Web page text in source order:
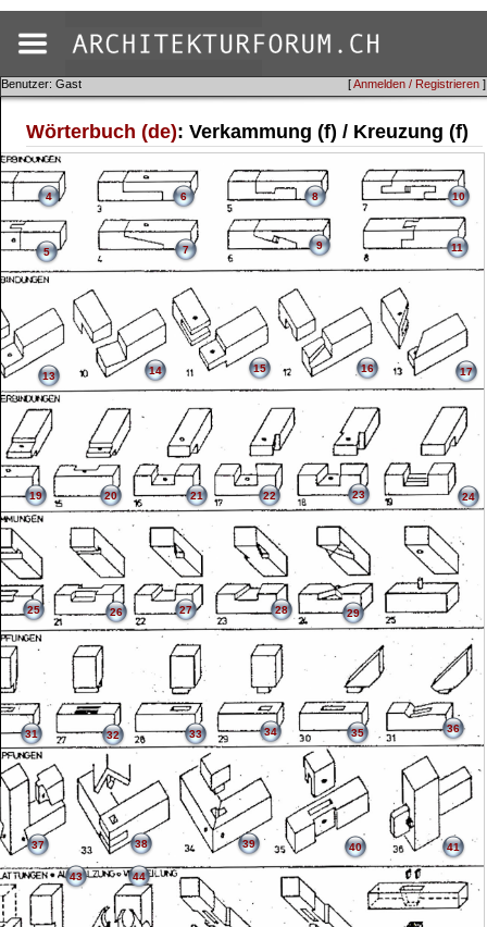
[Anmelden / Registrieren ]
Benutzer: Gast
Wörterbuch (de): Verkammung (f) / Kreuzung (f)
4
5
6
7
8
9
10
11
13 14 15 16 17
19 20 21 22 23 24
25 26 27 28 29
31 32 33 34 35 36
37 38 39 40 41
43 44